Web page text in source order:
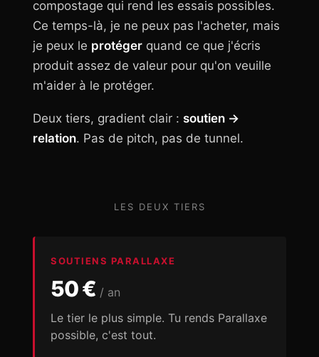
compostage qui rend les essais possibles.
Ce temps-là, je ne peux pas l'acheter, mais
je peux le protéger quand ce que j'écris
produit assez de valeur pour qu'on veuille
m'aider à le protéger.
Deux tiers, gradient clair : soutien →
relation. Pas de pitch, pas de tunnel.
LES DEUX TIERS
SOUTIENS PARALLAXE
50 € / an
Le tier le plus simple. Tu rends Parallaxe
possible, c'est tout.